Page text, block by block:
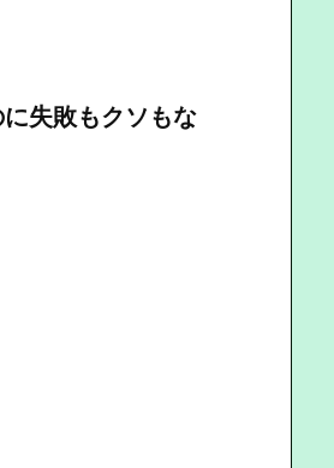
失敗もクソもな